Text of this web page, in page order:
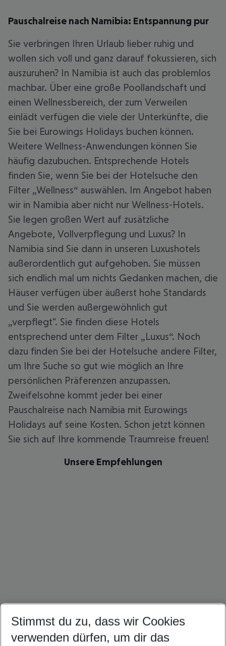
Pauschalreise nach Namibia: Entspannung pur
Sie verbringen Ihren Urlaub lieber ruhig und
wollen sich voll und ganz darauf fokussieren, sich
auszuruhen? In Namibia ist auch das problemlos
machbar. Über eine große Poollandschaft und
einen Wellnessbereich, der zum Verweilen
einlädt verfügen die viele der Unterkünfte, die
Sie bei Eurowings Holidays buchen können.
Weitere Wellness-Anwendungen können Sie
häufig dazubuchen. Entsprechende Hotels
finden Sie, wenn Sie bei der Hotelsuche den
Filter „Wellness“ auswählen. Im Angebot haben
wir in Namibia aber nicht nur Wellness-Hotels.
Sie legen großen Wert auf zusätzliche
Angebote, Vollverpflegung und Luxus? In
Namibia sind Sie dann in unseren Luxushotels
außerordentlich gut aufgehoben. Sie müssen
sich endlich mal um nichts Gedanken machen, die
Häuser verfügen über äußerst hohe Standards
und Sie werden außergewöhnlich gut
„verpflegt". Sie finden diese Hotels
entsprechend unter dem Filter „Luxus“. Noch
dazu finden Sie bei der Hotelsuche andere Filter,
um Ihre Suche so gut wie möglich an Ihre
persönlichen Präferenzen anzupassen.
Zweifelsohne kommt jeder bei einer
Pauschalreise nach Namibia mit Eurowings
Holidays auf seine Kosten. Schon jetzt können
Sie sich auf Ihre kommende Traumreise freuen!
Unsere Empfehlungen
Stimmst du zu, dass wir Cookies
verwenden dürfen, um dir das